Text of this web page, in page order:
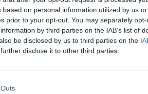
on personal information utilized by us
prior to your opt-out. You may separately
by third parties on the IAB’s list of
be disclosed by us to third parties on the
disclose it to other third parties.
essere impegnativo
molto volentieri
veste dal 2022.
del
dialogo più
Finora il club era